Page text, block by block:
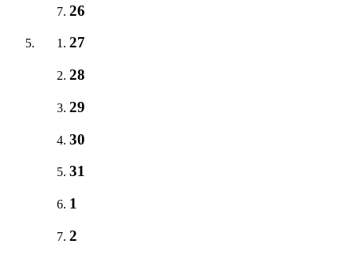
26
27
28
29
30
31
1
2